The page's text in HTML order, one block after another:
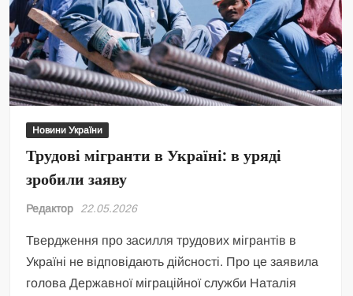
Новини України
Трудові мігранти в Україні: в уряді
зробили заяву
Редактор 22.05.2026
Твердження про засилля трудових мігрантів в
Україні не відповідають дійсності. Про це заявила
голова Державної міграційної служби Наталія